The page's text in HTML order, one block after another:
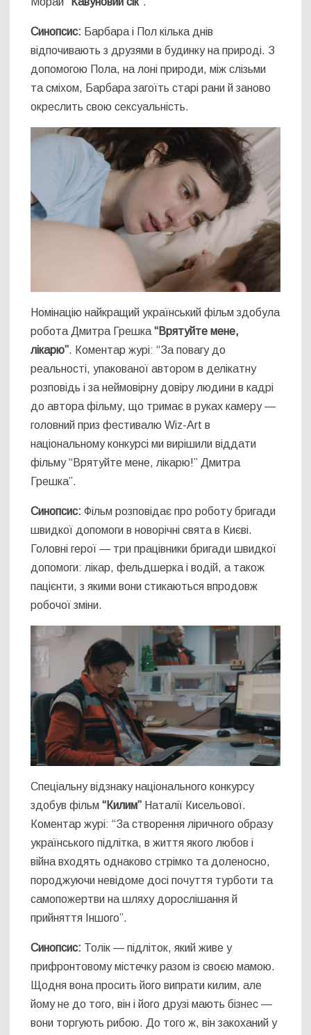
Синопсис: Барбара і Пол кілька днів
відпочивають з друзями в будинку на природі. З
допомогою Пола, на лоні природи, між слізьми
та сміхом, Барбара загоїть старі рани й заново
окреслить свою сексуальність.
Номінацію найкращий український фільм здобула
робота Дмитра Грешка“Врятуйте мене,
лікарю”. Коментар журі: “За повагу до
реальності, упакованої автором в делікатну
розповідь і за неймовірну довіру людини в кадрі
до автора фільму, що тримає в руках камеру —
головний приз фестивалю Wiz-Art в
національному конкурсі ми вирішили віддати
фільму “Врятуйте мене, лікарю!” Дмитра
Грешка”.
Синопсис: Фільм розповідає про роботу бригади
швидкої допомоги в новорічні свята в Києві.
Головні герої — три працівники бригади швидкої
допомоги: лікар, фельдшерка і водій, а також
пацієнти, з якими вони стикаються впродовж
робочої зміни.
Спеціальну відзнаку національного конкурсу
здобув фільм“Килим” Наталії Кисельової.
Коментар журі: “За створення ліричного образу
українського підлітка, в життя якого любов і
війна входять однаково стрімко та доленосно,
породжуючи невідоме досі почуття турботи та
самопожертви на шляху дорослішання й
прийняття Іншого”.
Синопсис: Толiк — підліток, який живе у
прифронтовому містечку разом із своєю мамою.
Щодня вона просить його випрати килим, але
йому не до того, він і його друзі мають бізнес —
вони торгують рибою. До того ж, він закоханий у